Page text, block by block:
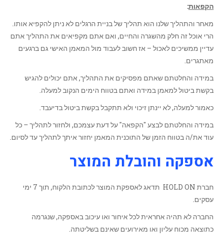
הקפאות:
מאחר והתהליך שלנו הוא תהליך של בניית הרגלים לא ניתן להקפיא אותו.
הרי אוכל זה חלק מהשגרה והחיים, ואם אתם מקפיאים את התהליך אתם
עדיין ממשיכים לאכול – אז חשוב לעבוד מול המאמן האישי גם ברגעים
מאתגרים.
במידה והחלטתם שאתם מפסיקים את התהליך, אתם יכולים להגיש
בקשת ביטול למאמן במידה ואתם בטווח הימים הנקוב למעלה.
כאמור למעלה, לא יינתן זיכוי ולא תתקבל בקשת ביטול בדיעבד.
במידה והחלטתם לבצע "הקפאה" על דעת עצמכם, ולחזור לתהליך – כל
עוד את/ה בטווח הזמן של התוכנית המאמן יחזור איתך לתהליך עד לסיום.
אספקה והובלת המוצר
חברת HOLD ON תדאג לאספקת המוצר לכתובת הלקוח, תוך 7 ימי
עסקים.
החברה לא תהיה אחראית לכל איחור ואו עיכוב באספקה, שנגרמה
כתוצאה מכוח עליון ואו מאירועים שאינם בשליטתה.